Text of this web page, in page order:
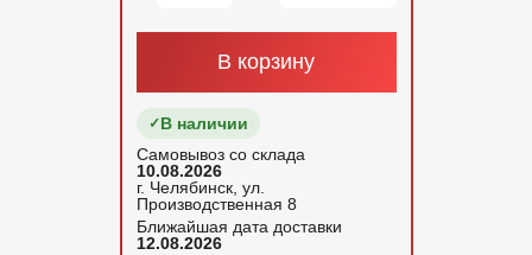
В корзину
В наличии
Самовывоз со склада
10.08.2026
г. Челябинск, ул.
Производственная 8
Ближайшая дата доставки
12.08.2026